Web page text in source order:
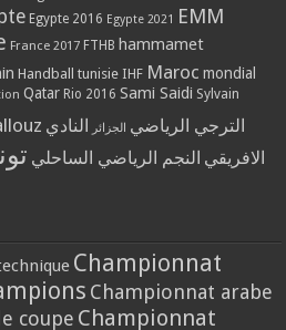
Egypte 2016 Egypte 2021 EMM
France 2017 FTHB hammamet
Handball tunisie IHF Maroc mondial
Qatar Rio 2016 Sami Saidi Sylvain
الترجي الرياضي الجزائر النادي
الافريقي النجم الرياضي الساحلي
Championnat
Championnat arabe
coupe Championnat